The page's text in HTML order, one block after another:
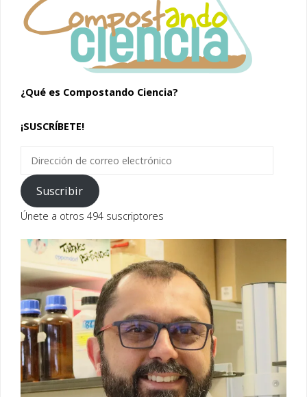
¿Qué es Compostando Ciencia?
¡SUSCRÍBETE!
Dirección
correo
electrónico
Suscribir
Únete a otros 494 suscriptores